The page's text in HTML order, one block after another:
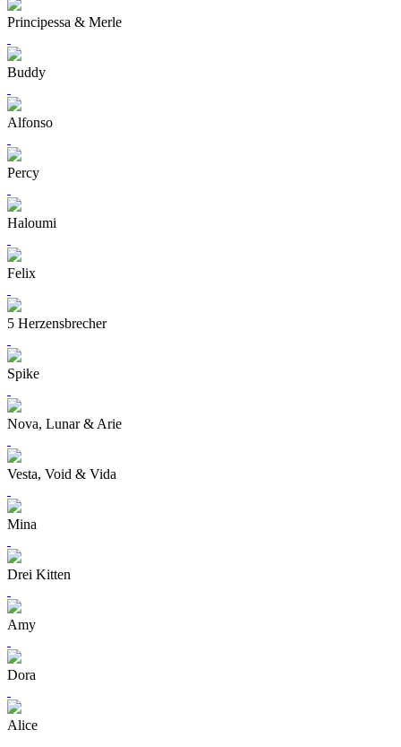
Principessa & Merle
Buddy
Alfonso
Percy
Haloumi
Felix
5 Herzensbrecher
Spike
Nova, Lunar & Arie
Vesta, Void & Vida
Mina
Drei Kitten
Amy
Dora
Alice